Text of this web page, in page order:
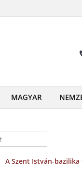
MAGYAR
A Szent István-